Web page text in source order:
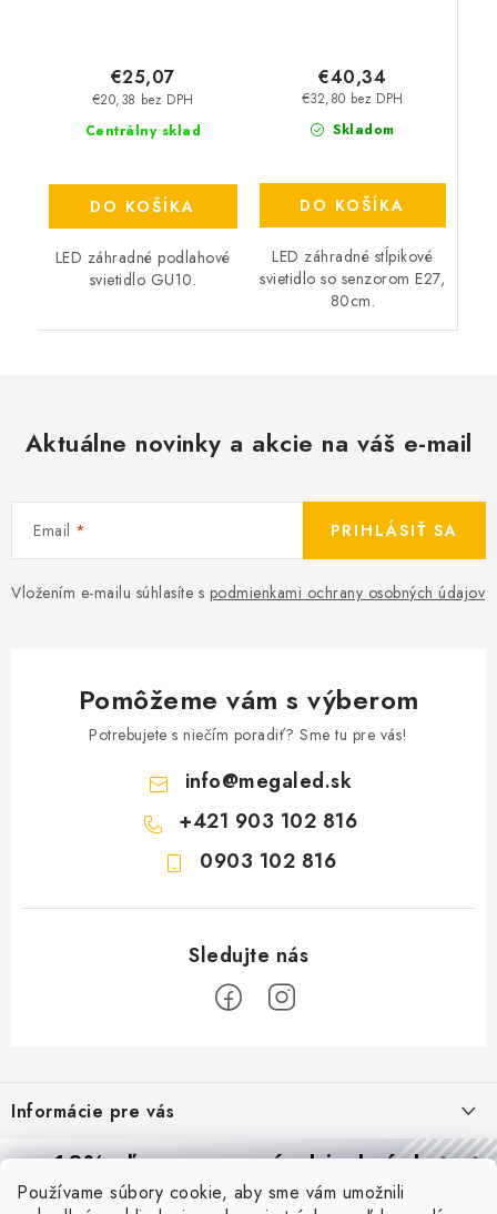
Používame súbory cookie, aby sme vám umožnili
Centrálny sklad
€20,38 bez DPH
€25,07
DO KOŠÍKA
LED záhradné podlahové
svietidlo GU10.
Skladom
€32,80 bez DPH
€40,34
DO KOŠÍKA
LED záhradné stĺpikové
svietidlo so senzorom E27,
80cm.
Aktuálne novinky a akcie na váš e-mail
Email
Vložením e-mailu súhlasíte s podmienkami ochrany osobných údajov
PRIHLÁSIŤ SA
Pomôžeme vám s výberom
Potrebujete s niečím poradiť? Sme tu pre vás!
info@megaled.sk
+421 903 102 816
0903 102 816
p
ä
Informácie pre vás
Reklamácie a formulár na odstúpenie od zmluvy
Obchodné podmienky
10% zľavana prvú objednávku
Prihláste sa azískajtezľavu aj praktické tipy,vďaka ktorým